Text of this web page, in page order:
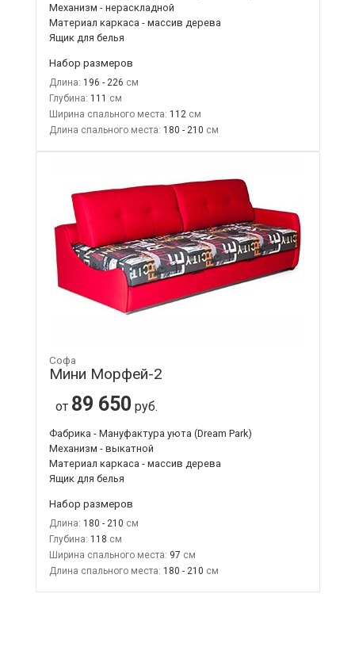
Механизм - нераскладной
Материал каркаса - массив дерева
Ящик для белья
Набор размеров
Длина: 196 - 226
Глубина: 111
Ширина спального места: 112
Длина спального места: 180 - 210
Софа
Мини Морфей-2
от 89 650 руб.
Фабрика - Мануфактура уюта (Dream Park)
Механизм - выкатной
Материал каркаса - массив дерева
Ящик для белья
Набор размеров
Длина: 180 - 210
Глубина: 118
Ширина спального места: 97
Длина спального места: 180 - 210